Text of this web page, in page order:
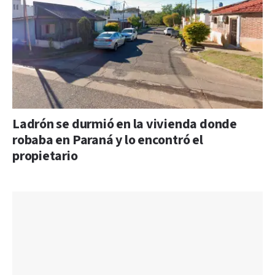
Ladrón se durmió en la vivienda donde
robaba en Paraná y lo encontró el
propietario